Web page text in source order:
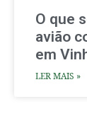
O que
avião
em
LER MAIS »